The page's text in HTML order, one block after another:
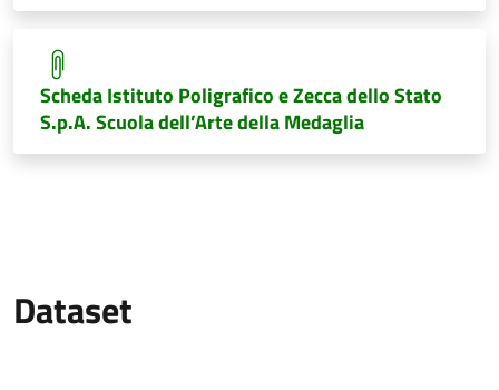
Scheda Istituto Poligrafico e Zecca dello Stato
S.p.A. Scuola dell’Arte della Medaglia
Dataset